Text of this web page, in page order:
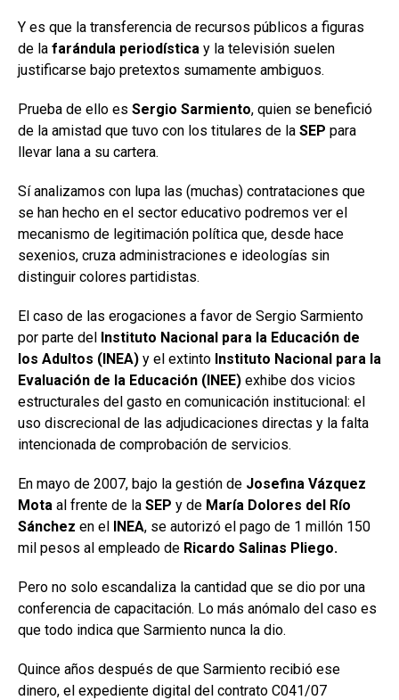
Y es que la transferencia de recursos públicos a figuras
de la farándula periodística y la televisión suelen
justificarse bajo pretextos sumamente ambiguos.
Prueba de ello es Sergio Sarmiento, quien se benefició
de la amistad que tuvo con los titulares de la SEP para
llevar lana a su cartera.
Sí analizamos con lupa las (muchas) contrataciones que
se han hecho en el sector educativo podremos ver el
mecanismo de legitimación política que, desde hace
sexenios, cruza administraciones e ideologías sin
distinguir colores partidistas.
El caso de las erogaciones a favor de Sergio Sarmiento
por parte del Instituto Nacional para la Educación de
los Adultos (INEA) y el extinto Instituto Nacional para la
Evaluación de la Educación (INEE) exhibe dos vicios
estructurales del gasto en comunicación institucional: el
uso discrecional de las adjudicaciones directas y la falta
intencionada de comprobación de servicios.
En mayo de 2007, bajo la gestión de Josefina Vázquez
Mota al frente de la SEP y de María Dolores del Río
Sánchez en el INEA, se autorizó el pago de 1 millón 150
mil pesos al empleado de Ricardo Salinas Pliego.
Pero no solo escandaliza la cantidad que se dio por una
conferencia de capacitación. Lo más anómalo del caso es
que todo indica que Sarmiento nunca la dio.
Quince años después de que Sarmiento recibió ese
dinero, el expediente digital del contrato C041/07